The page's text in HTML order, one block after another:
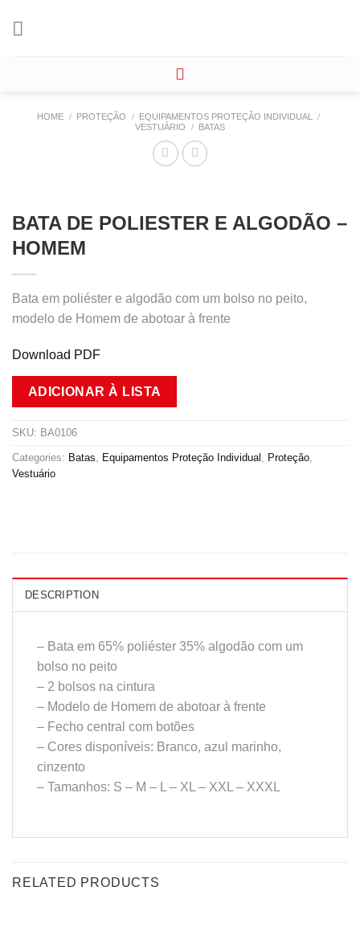
HOME / PROTEÇÃO / EQUIPAMENTOS PROTEÇÃO INDIVIDUAL
/
VESTUÁRIO
/ BATAS
BATA DE POLIESTER E ALGODÃO –
HOMEM
Bata em poliéster e algodão com um bolso no peito,
modelo de Homem de abotoar à frente
Download PDF
ADICIONAR À LISTA
SKU: BA0106
Categories: Batas Equipamentos Proteção Individual Proteção
Vestuário
DESCRIPTION
– Bata em 65% poliéster 35% algodão com um
bolso no peito
– 2 bolsos na cintura
– Modelo de Homem de abotoar à frente
– Fecho central com botões
– Cores disponíveis: Branco, azul marinho,
cinzento
– Tamanhos: S – M – L – XL – XXL – XXXL
RELATED PRODUCTS